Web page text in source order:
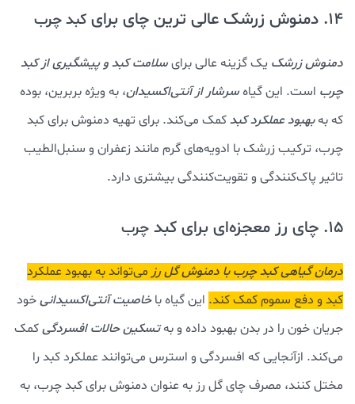
14. دمنوش زرشک عالی ترین چای برای کبد چرب
دمنوش زرشک یک گزینه عالی برایسلامت کبد و پیشگیری از کبد
چرب است. این گیاهسرشار از آنتی‌اکسیدان، به ویژه بربرین، بوده
که بهبهبود عملکرد کبدکمک می‌کند. برای تهیه دمنوش برای کبد
چرب، ترکیب زرشک با ادویه‌های گرم مانند زعفران و سنبل‌الطیب
تاثیر پاک‌کنندگی و تقویت‌کنندگی بیشتری دارد.
15. چای رز معجزه‌ای برای کبد چرب
درمان گیاهی کبد چرب با دمنوش گل رز می‌تواند به بهبود عملکرد
کبد و دفع سموم کمک کند. این گیاه باخاصیت آنتی‌اکسیدانیخود
جریان خون را در بدن بهبود داده و بهتسکین حالات افسردگیکمک
می‌کند. ازآنجایی که افسردگی و استرس می‌توانند عملکرد کبد را
مختل کنند، مصرف چای گل رز به عنوان دمنوش برای کبد چرب، به